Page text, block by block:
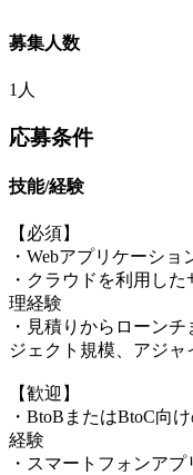
募集人数
1人
応募条件
技能/経験
【必須】
・Webアプリケーシ
・クラウドを利用し
理経験
・見積りからローン
ジェクト規模、アジャ
【歓迎】
・BtoBまたはBtoC向
経験
・スマートフォンア